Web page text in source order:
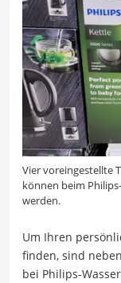
Vier voreingestellte
können beim
werden.
Um Ihren
finden, sind
bei Philips-